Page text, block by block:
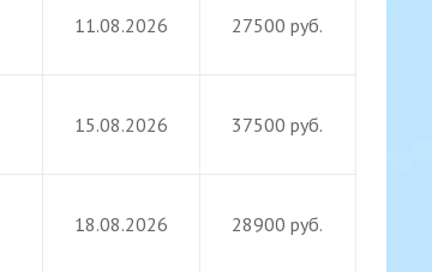
11.08.2026 27500 руб.
15.08.2026 37500 руб.
18.08.2026 28900 руб.